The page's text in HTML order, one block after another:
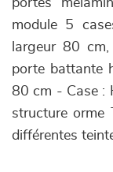
portes
module 5
largeur 80
porte battante
80 cm - Case :
structure orme
différentes